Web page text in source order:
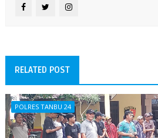
RELATED POST
POLRES TANBU 24